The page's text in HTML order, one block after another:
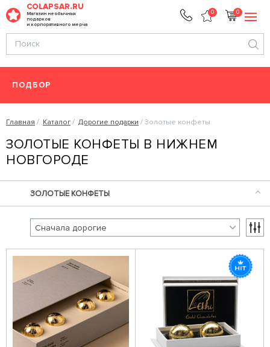
COLAPSAR.RU
Магазин необычных
подарков
и корпоративного мерча
0 0
ПОДБОР
Главная Каталог Дорогие подарки Золотые конфеты
ЗОЛОТЫЕ КОНФЕТЫ В НИЖНЕМ
НОВГОРОДЕ
ЗОЛОТЫЕ КОНФЕТЫ